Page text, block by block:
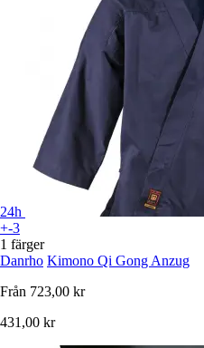
24h
+-3
1 färger
Danrho Kimono Qi Gong Anzug
Från 723,00 kr
431,00 kr